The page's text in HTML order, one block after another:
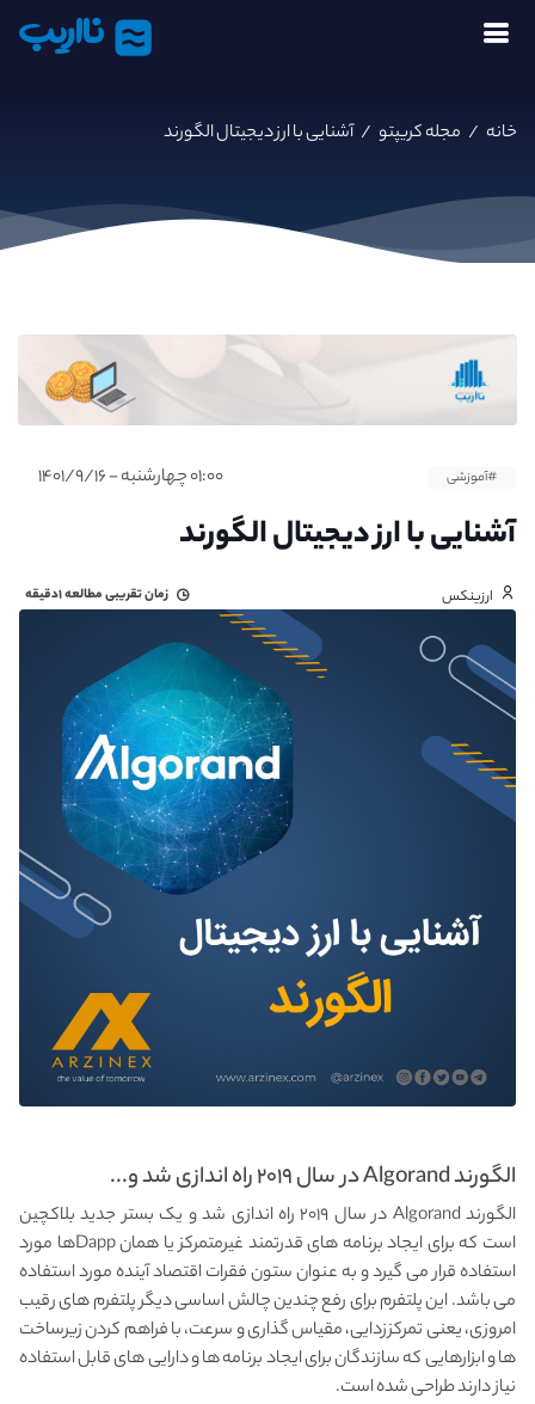
نااریب
خانه / مجله کریپتو /آشنایی با ارز دیجیتال الگورند
#آموزشی ۰۱:۰۰ چهارشنبه - ۱۴۰۱/۹/۱۶
آشنایی با ارز دیجیتال الگورند
ارزینکس زمان تقریبی مطالعه۱دقیقه
الگورند Algorand در سال ۲۰۱۹ راه اندازی شد و...
الگورند Algorand در سال ۲۰۱۹ راه اندازی شد و یک بستر جدید بلاکچین
است که برای ایجاد برنامه های قدرتمند غیرمتمرکز یا همان Dappها مورد
استفاده قرار می گیرد و به عنوان ستون فقرات اقتصاد آینده مورد استفاده
می باشد. این پلتفرم برای رفع چندین چالش اساسی دیگر پلتفرم های رقیب
امروزی، یعنی تمرکززدایی، مقیاس گذاری و سرعت، با فراهم کردن زیرساخت
ها و ابزارهایی که سازندگان برای ایجاد برنامه ها و دارایی های قابل استفاده
نیاز دارند طراحی شده است.